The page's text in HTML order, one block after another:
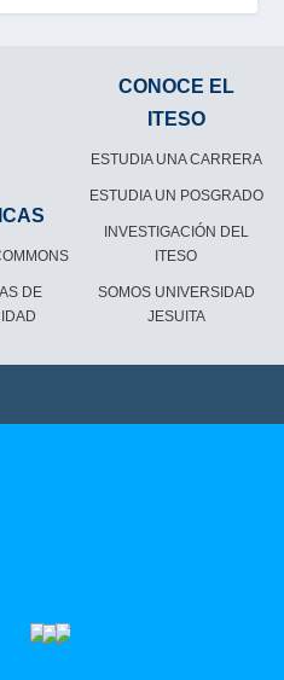
DE
CONOCE EL
ITESO
ESTUDIA UNA CARRERA
ESTUDIA UN POSGRADO
INVESTIGACIÓN DEL
ITESO
SOMOS UNIVERSIDAD
JESUITA